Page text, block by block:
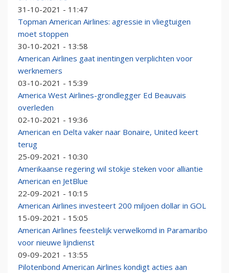
31-10-2021 - 11:47
Topman American Airlines: agressie in vliegtuigen
moet stoppen
30-10-2021 - 13:58
American Airlines gaat inentingen verplichten voor
werknemers
03-10-2021 - 15:39
America West Airlines-grondlegger Ed Beauvais
overleden
02-10-2021 - 19:36
American en Delta vaker naar Bonaire, United keert
terug
25-09-2021 - 10:30
Amerikaanse regering wil stokje steken voor alliantie
American en JetBlue
22-09-2021 - 10:15
American Airlines investeert 200 miljoen dollar in GOL
15-09-2021 - 15:05
American Airlines feestelijk verwelkomd in Paramaribo
voor nieuwe lijndienst
09-09-2021 - 13:55
Pilotenbond American Airlines kondigt acties aan